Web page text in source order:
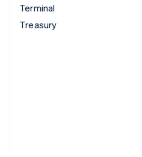
Terminal
Treasury